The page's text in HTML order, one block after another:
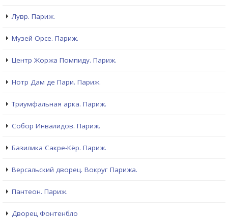
Лувр. Париж.
Музей Орсе. Париж.
Центр Жоржа Помпиду. Париж.
Нотр Дам де Пари. Париж.
Триумфальная арка. Париж.
Собор Инвалидов. Париж.
Базилика Сакре-Кёр. Париж.
Версальский дворец. Вокруг Парижа.
Пантеон. Париж.
Дворец Фонтенбло